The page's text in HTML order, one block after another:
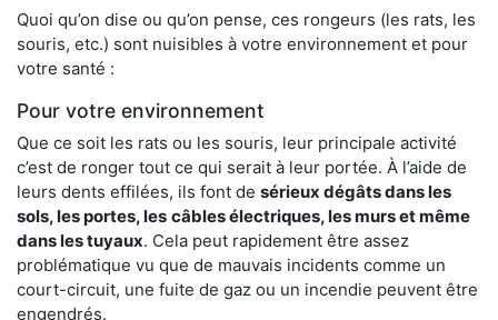
Quoi qu’on dise ou qu’on pense, ces rongeurs (les rats, les
souris, etc.) sont nuisibles à votre environnement et pour
votre santé :
Pour votre environnement
Que ce soit les rats ou les souris, leur principale activité
c’est de ronger tout ce qui serait à leur portée. À l’aide de
leurs dents effilées, ils font de sérieux dégâts dans les
sols, les portes, les câbles électriques, les murs et même
dans les tuyaux. Cela peut rapidement être assez
problématique vu que de mauvais incidents comme un
court-circuit, une fuite de gaz ou un incendie peuvent être
engendrés.